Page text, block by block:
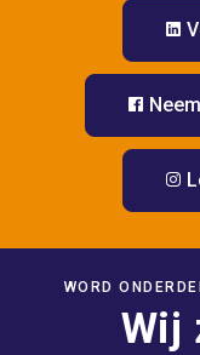
WORD
Wij